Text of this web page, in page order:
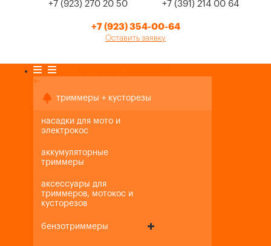
+7 (923) 270 20 50 +7 (391) 214 00 64
+7 (923) 354-00-64
Оставить заявку
+-
триммеры + кусторезы
насадки для мото и
электрокос
аккумуляторные
триммеры
аксессуары для
триммеров, мотокос и
кусторезов
бензотриммеры